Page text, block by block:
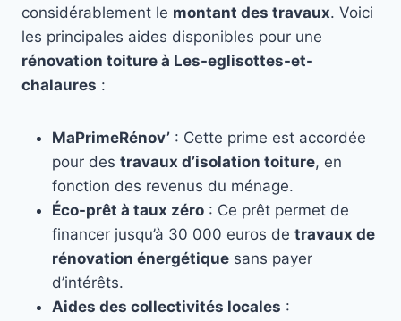
considérablement le montant des travaux. Voici
les principales aides disponibles pour une
rénovation toiture à Les-eglisottes-et-
chalaures :
MaPrimeRénov’ : Cette prime est accordée
pour des travaux d’isolation toiture, en
fonction des revenus du ménage.
Éco-prêt à taux zéro : Ce prêt permet de
financer jusqu’à 30 000 euros de travaux de
rénovation énergétique sans payer
d’intérêts.
Aides des collectivités locales :